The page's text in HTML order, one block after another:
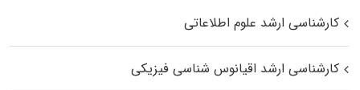
کارشناسی ارشد علوم اطلاعاتی
کارشناسی ارشد اقیانوس‌ شناسی فیزیکی